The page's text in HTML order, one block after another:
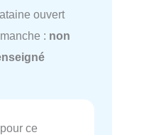
ouvert
: non
ce